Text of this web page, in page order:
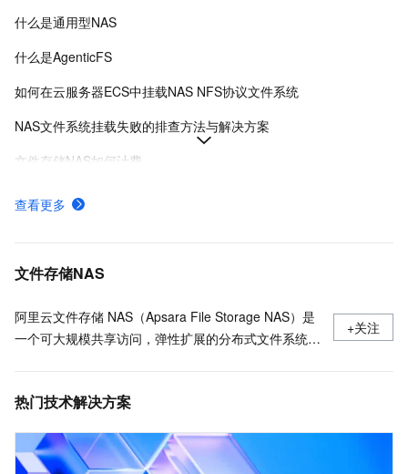
什么是通用型NAS
什么是AgenticFS
如何在云服务器ECS中挂载NAS NFS协议文件系统
NAS文件系统挂载失败的排查方法与解决方案
文件存储NAS如何计费
如何选择阿里云NAS和CPFS文件系统
创建NAS分布式文件系统
查看更多
文件存储NAS
阿里云文件存储 NAS（Apsara File Storage NAS）是
一个可大规模共享访问，弹性扩展的分布式文件系统。
试、媒体和娱乐工作流、数据库备份等场景。
+关注
热门技术解决方案